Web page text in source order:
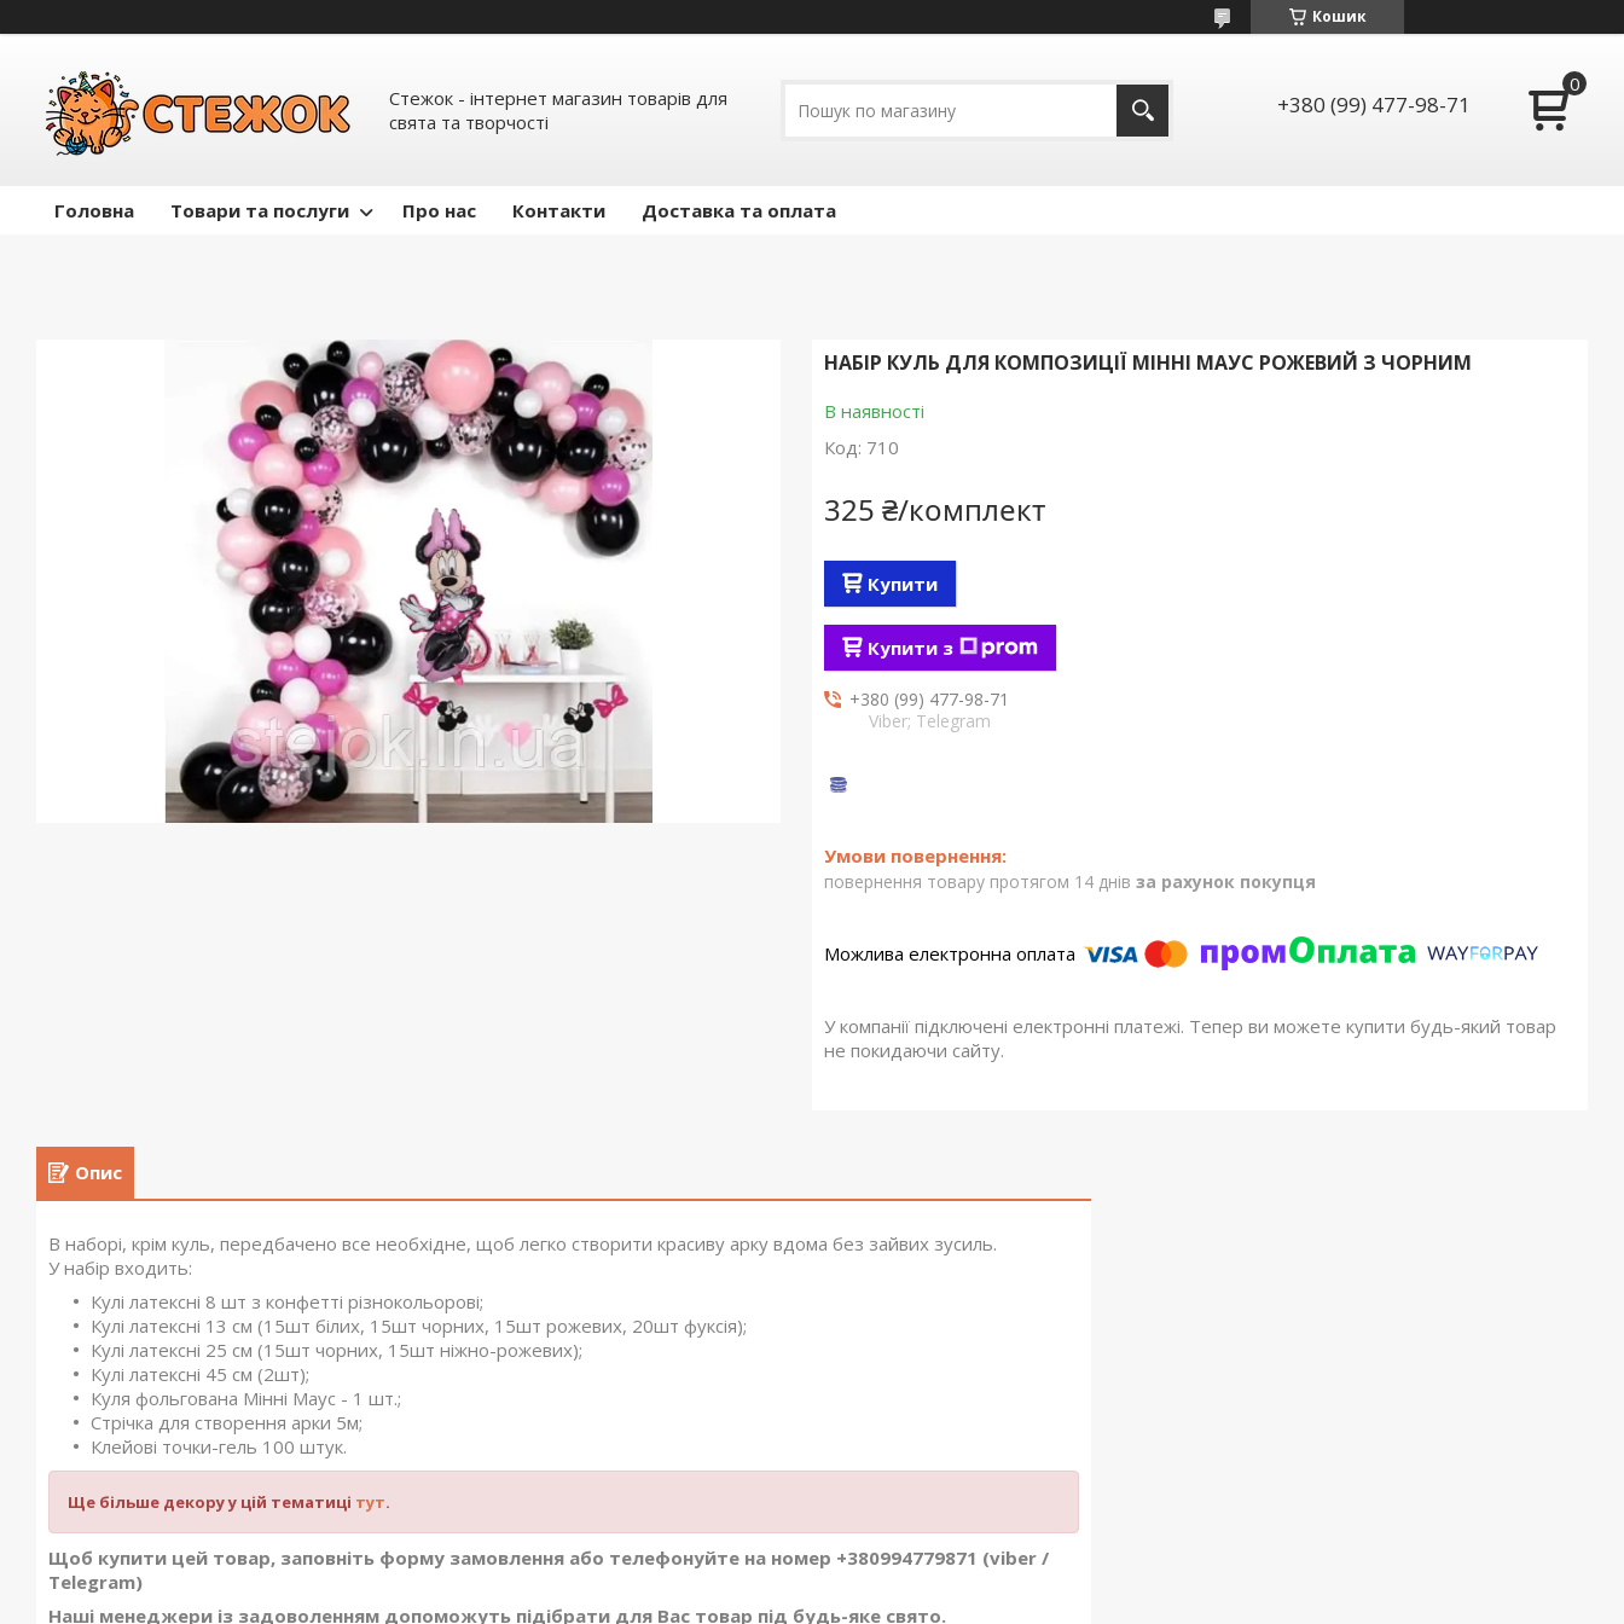
Кошик
Стежок - інтернет магазин товарів для
свята та творчості
+380 (99) 477-98-71
Головна Товари та послуги Про нас Контакти Доставка та оплата
НАБІР КУЛЬ ДЛЯ КОМПОЗИЦІЇ МІННІ МАУС РОЖЕВИЙ З ЧОРНИМ
В наявності
Код: 710
325 ₴/комплект
Купити
Купити з
+380 (99) 477-98-71
Viber; Telegram
повернення товару протягом 14 днів за рахунок покупця
У компанії підключені електронні платежі. Тепер ви можете купити будь-який товар
не покидаючи сайту.
Опис
В наборі, крім куль, передбачено все необхідне, щоб легко створити красиву арку вдома без зайвих зусиль.
У набір входить:
Кулі латексні 8 шт з конфетті різнокольорові;
Кулі латексні 13 см (15шт білих, 15шт чорних, 15шт рожевих, 20шт фуксія);
Кулі латексні 25 см (15шт чорних, 15шт ніжно-рожевих);
Кулі латексні 45 см (2шт);
Куля фольгована Мінні Маус - 1 шт.;
Стрічка для створення арки 5м;
Клейові точки-гель 100 штук.
Ще більше декору у цій тематиці тут.
Щоб купити цей товар, заповніть форму замовлення або телефонуйте на номер +380994779871 (viber /
Telegram)
Наші менеджери із задоволенням допоможуть підібрати для Вас товар під будь-яке свято.